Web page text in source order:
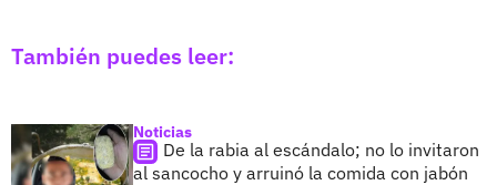
También puedes leer:
Noticias
De la rabia al escándalo; no lo invitaron
al sancocho y arruinó la comida con jabón